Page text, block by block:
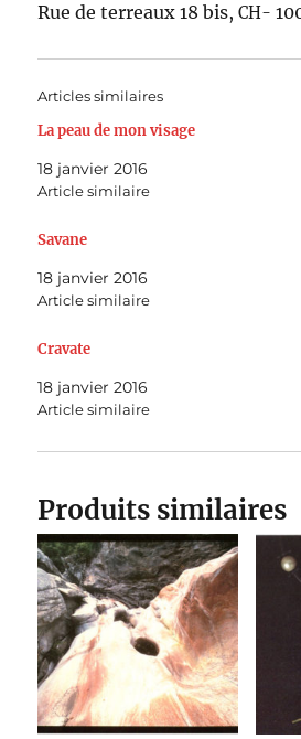
Rue de ter­reaux 18 bis,CH-
Articles similaires
La peau de mon visage
18 janvier 2016
Article similaire
Savane
18 janvier 2016
Article similaire
Cravate
18 janvier 2016
Article similaire
Produits similaires